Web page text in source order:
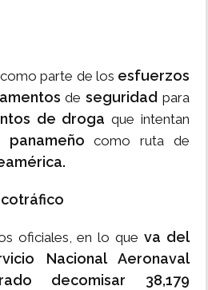
parte de los esfuerzos
de seguridad para
de drogaque intentan
como ruta de
oficiales, en lo queva del
Nacional Aeronaval
decomisar 38,179